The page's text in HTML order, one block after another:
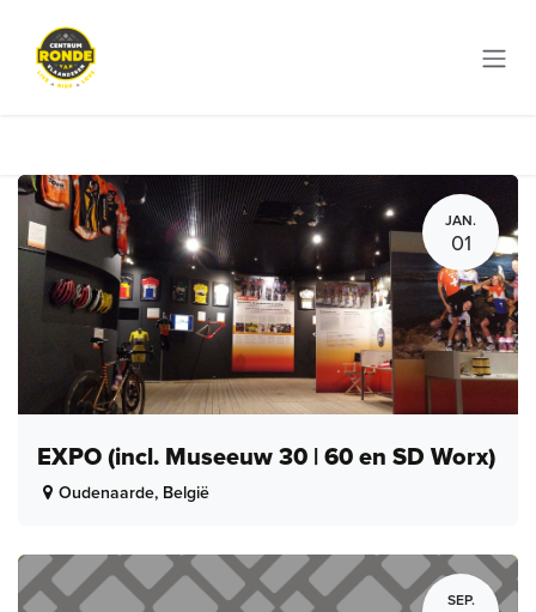
JAN.
01
EXPO (incl. Museeuw 30 | 60 en SD Worx)
Oudenaarde, België
SEP.